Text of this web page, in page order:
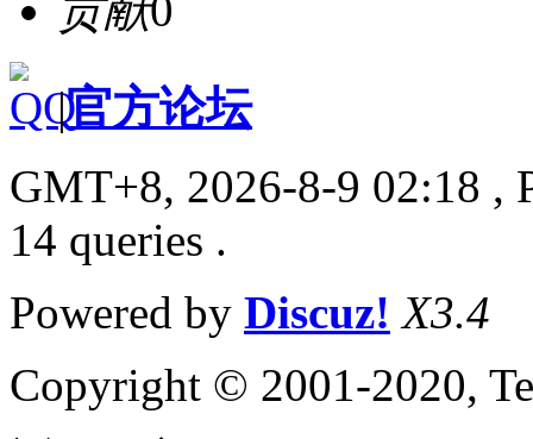
|官方论坛
GMT+8, 2026-8-9 02:18 ,
14 queries .
Powered by Discuz! X3.4
Copyright © 2001-2020,